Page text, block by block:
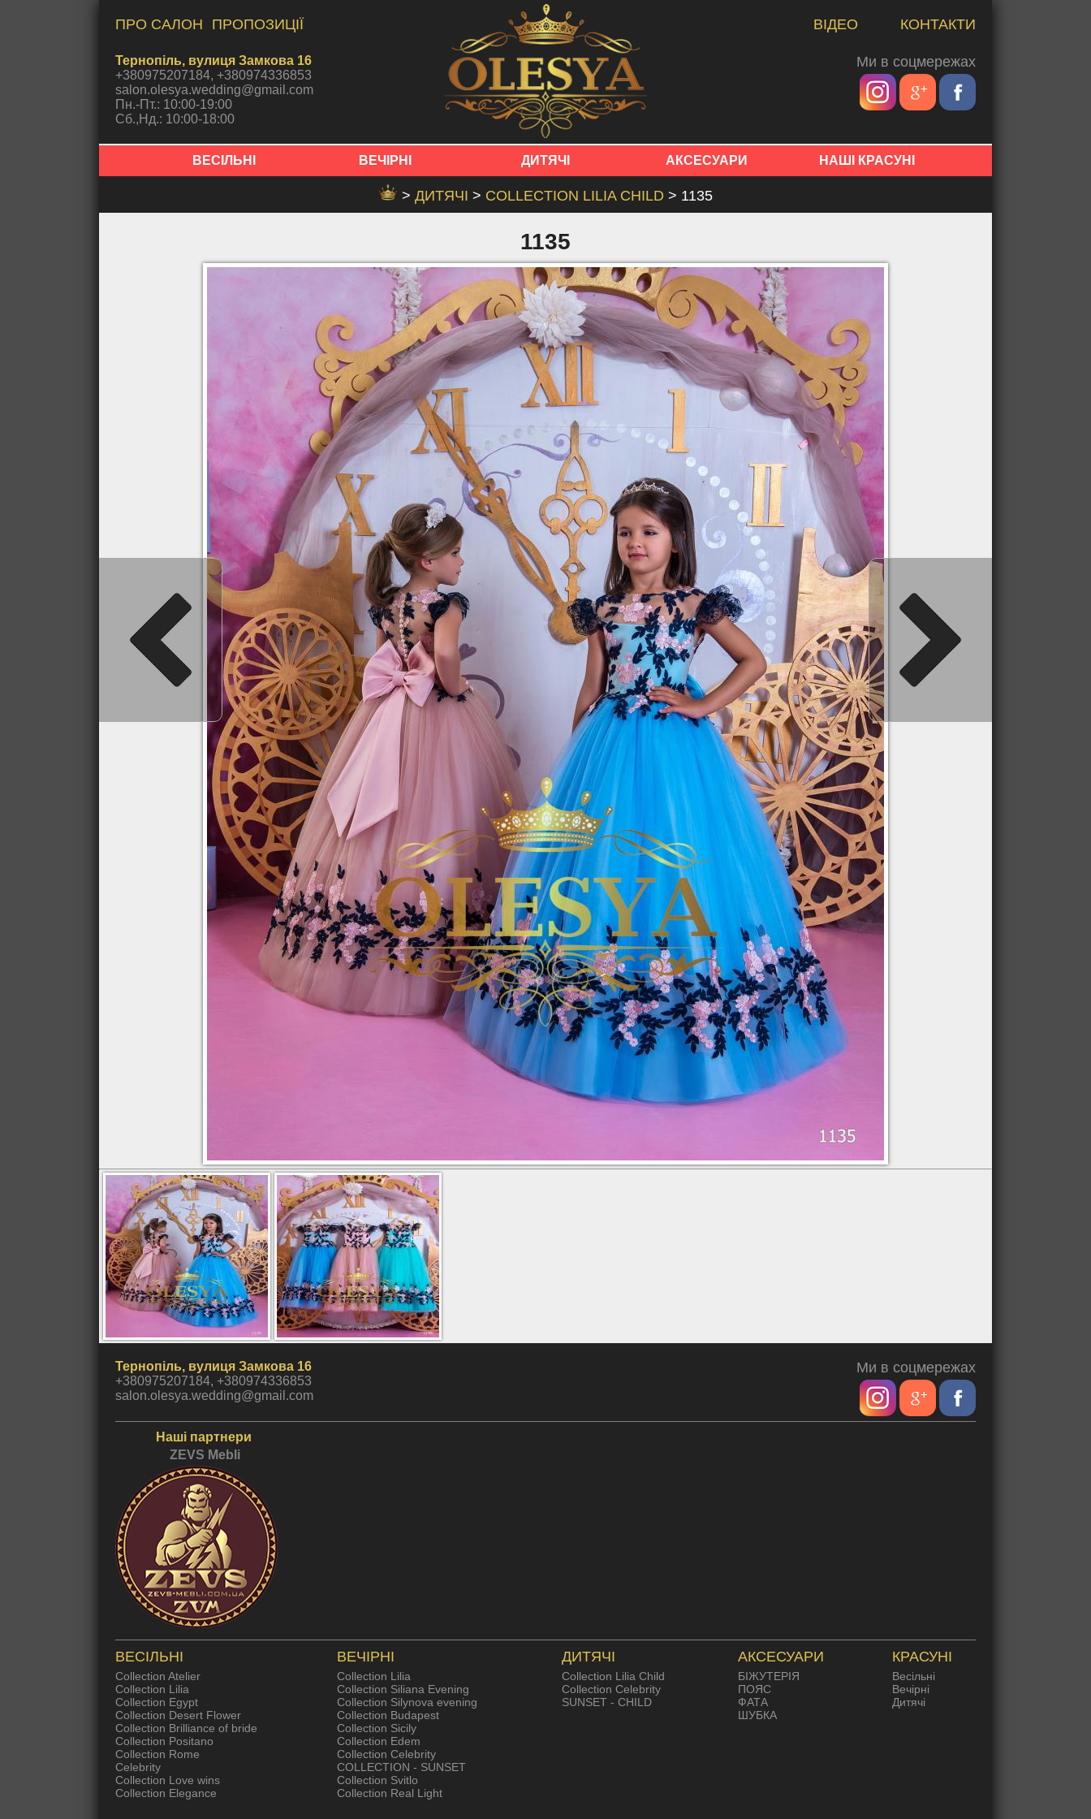
ПРО САЛОН ПРОПОЗИЦІЇ
Тернопіль, вулиця Замкова 16
+380975207184, +380974336853
salon.olesya.wedding@gmail.com
Пн.-Пт.: 10:00-19:00
Сб.,Нд.: 10:00-18:00
ВІДЕО КОНТАКТИ
Ми в соцмережах
ВЕСІЛЬНІ ВЕЧІРНІ ДИТЯЧІ АКСЕСУАРИ НАШІ КРАСУНІ
> ДИТЯЧІ > COLLECTION LILIA CHILD > 1135
1135
Тернопіль, вулиця Замкова 16
+380975207184, +380974336853
salon.olesya.wedding@gmail.com
Ми в соцмережах
Наші партнери
ZEVS Mebli
ВЕСІЛЬНІ
Collection Atelier
Collection Lilia
Collection Egypt
Collection Desert Flower
Collection Brilliance of bride
Collection Positano
Collection Rome
Celebrity
Collection Love wins
Collection Elegance
ВЕЧІРНІ
Collection Lilia
Collection Siliana Evening
Collection Silynova evening
Collection Budapest
Collection Sicily
Collection Edem
Collection Celebrity
COLLECTION - SUNSET
Collection Svitlo
Collection Real Light
ДИТЯЧІ
Collection Lilia Child
Collection Celebrity
SUNSET - CHILD
АКСЕСУАРИ
БІЖУТЕРІЯ
ПОЯС
ФАТА
ШУБКА
КРАСУНІ
Весільні
Вечірні
Дитячі